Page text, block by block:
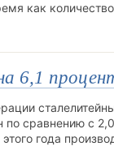
как
6,1
сравнению с
года